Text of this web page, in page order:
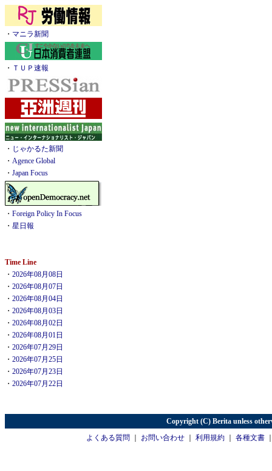
・ マニラ新聞
・ ＴＵＰ速報
・ じゃかるた新聞
・ Agence Global
・ Japan Focus
・ Foreign Policy In Focus
・ 星日報
Time Line
・ 2026年08月08日
・ 2026年08月07日
・ 2026年08月04日
・ 2026年08月03日
・ 2026年08月02日
・ 2026年08月01日
・ 2026年07月29日
・ 2026年07月25日
・ 2026年07月23日
・ 2026年07月22日
Copyright (C) Berita unless
よくある質問
お問い合わせ 利用規約 各種文書